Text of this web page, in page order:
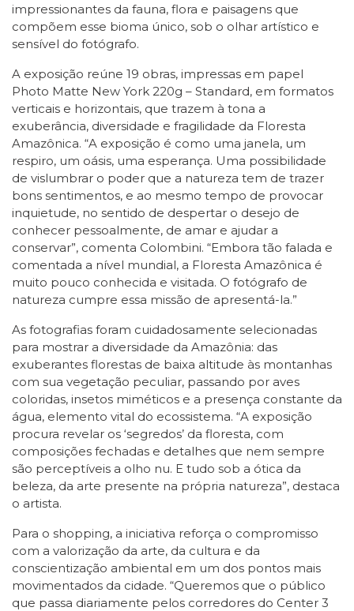
impressionantes da fauna, flora e paisagens que
compõem esse bioma único, sob o olhar artístico e
sensível do fotógrafo.
A exposição reúne 19 obras, impressas em papel
Photo Matte New York 220g – Standard, em formatos
verticais e horizontais, que trazem à tona a
exuberância, diversidade e fragilidade da Floresta
Amazônica. “A exposição é como uma janela, um
respiro, um oásis, uma esperança. Uma possibilidade
de vislumbrar o poder que a natureza tem de trazer
bons sentimentos, e ao mesmo tempo de provocar
inquietude, no sentido de despertar o desejo de
conhecer pessoalmente, de amar e ajudar a
conservar”, comenta Colombini. “Embora tão falada e
comentada a nível mundial, a Floresta Amazônica é
muito pouco conhecida e visitada. O fotógrafo de
natureza cumpre essa missão de apresentá-la.”
As fotografias foram cuidadosamente selecionadas
para mostrar a diversidade da Amazônia: das
exuberantes florestas de baixa altitude às montanhas
com sua vegetação peculiar, passando por aves
coloridas, insetos miméticos e a presença constante da
água, elemento vital do ecossistema. “A exposição
procura revelar os ‘segredos’ da floresta, com
composições fechadas e detalhes que nem sempre
são perceptíveis a olho nu. E tudo sob a ótica da
beleza, da arte presente na própria natureza”, destaca
o artista.
Para o shopping, a iniciativa reforça o compromisso
com a valorização da arte, da cultura e da
conscientização ambiental em um dos pontos mais
movimentados da cidade. “Queremos que o público
que passa diariamente pelos corredores do Center 3